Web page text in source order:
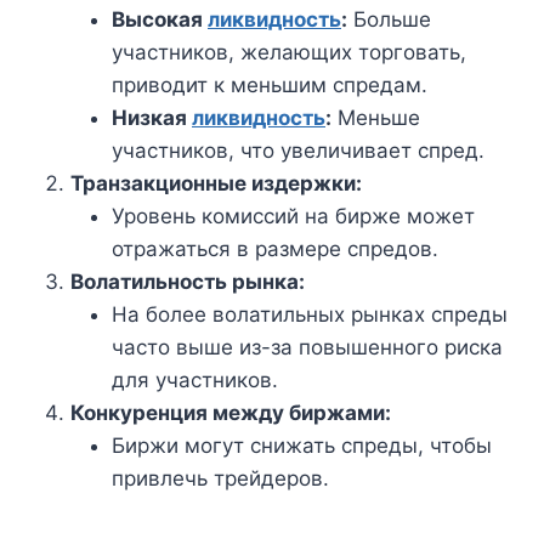
Высокая ликвидность: Больше
участников, желающих торговать,
приводит к меньшим спредам.
Низкая ликвидность: Меньше
участников, что увеличивает спред.
Транзакционные издержки:
Уровень комиссий на бирже может
отражаться в размере спредов.
Волатильность рынка:
На более волатильных рынках спреды
часто выше из-за повышенного риска
для участников.
Конкуренция между биржами:
Биржи могут снижать спреды, чтобы
привлечь трейдеров.